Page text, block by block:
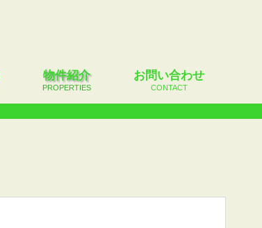
物件紹介
PROPERTIES
お問い合わせ
CONTACT